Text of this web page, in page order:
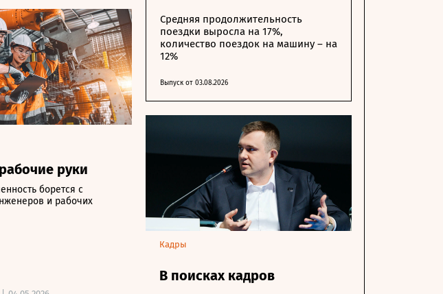
Средняя продолжительность
поездки выросла на 17%,
количество поездок на машину – на
12%
Выпуск от 03.08.2026
руки
борется с
и рабочих
Кадры
В поисках кадров